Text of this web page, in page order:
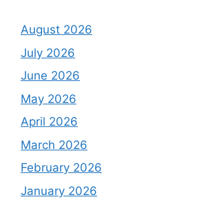
August 2026
July 2026
June 2026
May 2026
April 2026
March 2026
February 2026
January 2026